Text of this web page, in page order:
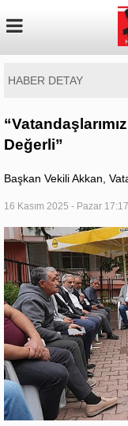
HABER DETAY
Değerli”
Başkan Vekili Akkan,
16 Kasım 2025 - Pazar 17:17